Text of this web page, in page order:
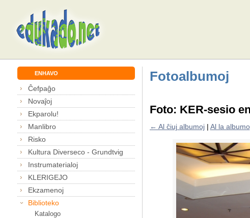
ENHAVO
Ĉefpaĝo
Novaĵoj
Ekparolu!
Manlibro
Risko
Kultura Diverseco - Grundtvig
Instrumaterialoj
KLERIGEJO
Ekzamenoj
Biblioteko
Katalogo
Fotoalbumoj
Foto: KER-sesio
← Al ĉiuj albumoj| Al la albumo